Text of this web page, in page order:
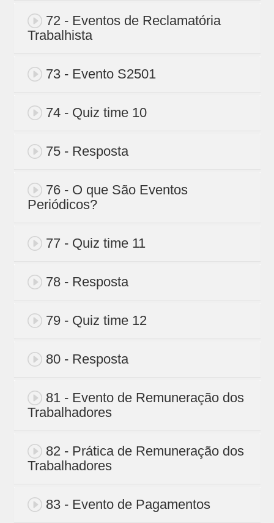
72 - Eventos de Reclamatória
Trabalhista
73 - Evento S2501
74 - Quiz time 10
75 - Resposta
76 - O que São Eventos
Periódicos?
77 - Quiz time 11
78 - Resposta
79 - Quiz time 12
80 - Resposta
81 - Evento de Remuneração dos
Trabalhadores
82 - Prática de Remuneração dos
Trabalhadores
83 - Evento de Pagamentos